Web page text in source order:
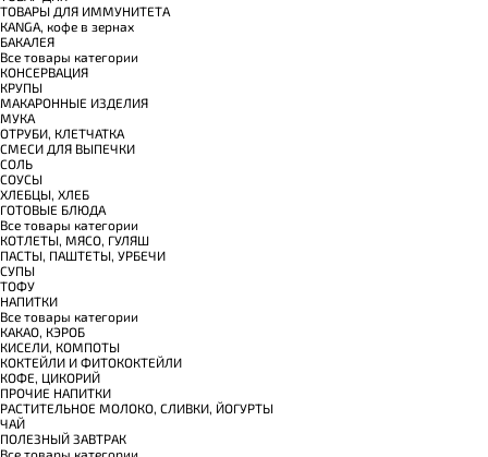
TОВАРЫ ДЛЯ ИММУНИТЕТА
КANGA, кофе в зернах
БАКАЛЕЯ
Все товары категории
КОНСЕРВАЦИЯ
КРУПЫ
МАКАРОННЫЕ ИЗДЕЛИЯ
МУКА
ОТРУБИ, КЛЕТЧАТКА
СМЕСИ ДЛЯ ВЫПЕЧКИ
СОЛЬ
СОУСЫ
ХЛЕБЦЫ, ХЛЕБ
ГОТОВЫЕ БЛЮДА
Все товары категории
КОТЛЕТЫ, МЯСО, ГУЛЯШ
ПАСТЫ, ПАШТЕТЫ, УРБЕЧИ
СУПЫ
ТОФУ
НАПИТКИ
Все товары категории
КАКАО, КЭРОБ
КИСЕЛИ, КОМПОТЫ
КОКТЕЙЛИ И ФИТОКОКТЕЙЛИ
КОФЕ, ЦИКОРИЙ
ПРОЧИЕ НАПИТКИ
РАСТИТЕЛЬНОЕ МОЛОКО, СЛИВКИ, ЙОГУРТЫ
ЧАЙ
ПОЛЕЗНЫЙ ЗАВТРАК
Все товары категории